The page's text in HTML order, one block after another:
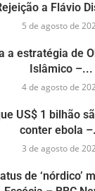
a Flávio
5 de agosto de
a estratégia de
Islâmico –...
4 de agosto de
US$ 1 bilhão
conter ebola
3 de agosto de
de ‘nórdico’